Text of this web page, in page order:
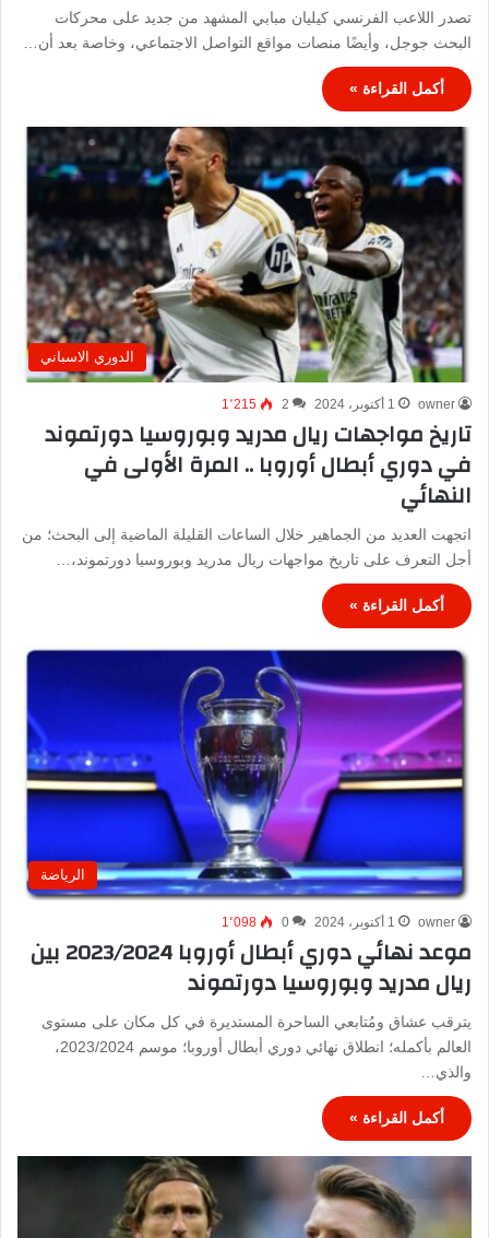
تصدر اللاعب الفرنسي كيليان مبابي المشهد من جديد على محركات
البحث جوجل، وأيضًا منصات مواقع التواصل الاجتماعي، وخاصة بعد أن…
أكمل القراءة »
الدوري الاسباني
owner 1 أكتوبر، 2024 2 1٬215
تاريخ مواجهات ريال مدريد وبوروسيا دورتموند
في دوري أبطال أوروبا .. المرة الأولى في
النهائي
اتجهت العديد من الجماهير خلال الساعات القليلة الماضية إلى البحث؛ من
أجل التعرف على تاريخ مواجهات ريال مدريد وبوروسيا دورتموند،…
أكمل القراءة »
الرياضة
owner 1 أكتوبر، 2024 0 1٬098
موعد نهائي دوري أبطال أوروبا 2023/2024 بين
ريال مدريد وبوروسيا دورتموند
يترقب عشاق ومُتابعي الساحرة المستديرة في كل مكان على مستوى
العالم بأكمله؛ انطلاق نهائي دوري أبطال أوروبا؛ موسم 2023/2024،
والذي…
أكمل القراءة »